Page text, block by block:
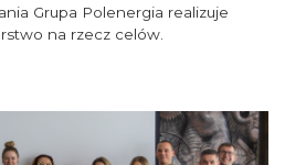
Grupa Polenergia realizuje
na rzecz celów.